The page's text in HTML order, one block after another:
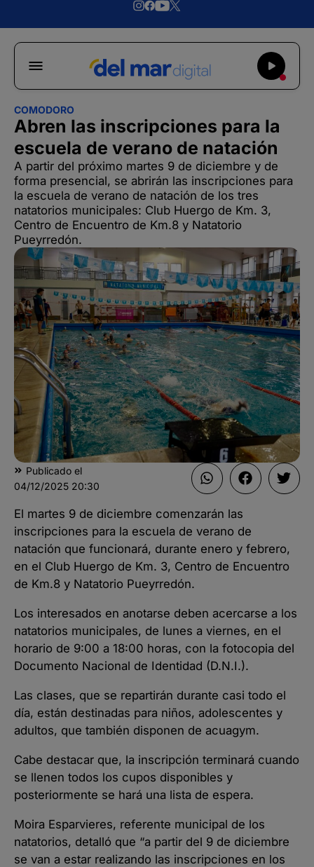
COMODORO
Abren las inscripciones para la
escuela de verano de natación
A partir del próximo martes 9 de diciembre y de
forma presencial, se abrirán las inscripciones para
la escuela de verano de natación de los tres
natatorios municipales: Club Huergo de Km. 3,
Centro de Encuentro de Km.8 y Natatorio
Pueyrredón.
Publicado el
04/12/2025 20:30
El martes 9 de diciembre comenzarán las
inscripciones para la escuela de verano de
natación que funcionará, durante enero y febrero,
en el Club Huergo de Km. 3, Centro de Encuentro
de Km.8 y Natatorio Pueyrredón.
Los interesados en anotarse deben acercarse a los
natatorios municipales, de lunes a viernes, en el
horario de 9:00 a 18:00 horas, con la fotocopia del
Documento Nacional de Identidad (D.N.I.).
Las clases, que se repartirán durante casi todo el
día, están destinadas para niños, adolescentes y
adultos, que también disponen de acuagym.
Cabe destacar que, la inscripción terminará cuando
se llenen todos los cupos disponibles y
posteriormente se hará una lista de espera.
Moira Esparvieres, referente municipal de los
natatorios, detalló que “a partir del 9 de diciembre
se van a estar realizando las inscripciones en los